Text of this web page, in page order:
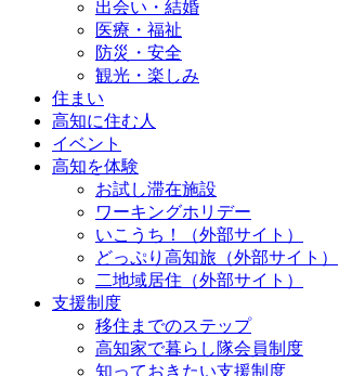
出会い・結婚
医療・福祉
防災・安全
観光・楽しみ
住まい
高知に住む人
イベント
高知を体験
お試し滞在施設
ワーキングホリデー
いこうち！（外部サイト）
どっぷり高知旅（外部サイト）
二地域居住（外部サイト）
支援制度
移住までのステップ
高知家で暮らし隊会員制度
知っておきたい支援制度